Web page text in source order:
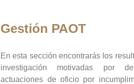
Gestión PAOT
En esta sección encontrarás los
investigación motivadas por
actuaciones de oficio por